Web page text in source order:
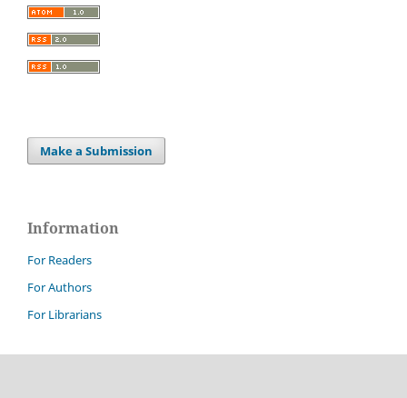
Make a Submission
Information
For Readers
For Authors
For Librarians